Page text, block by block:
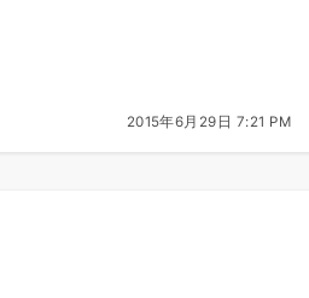
2015年6月29日 7:21 PM